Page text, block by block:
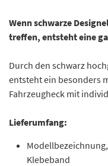
Wenn schwarze
treffen, entsteht eine
Durch den schwarz
entsteht ein besonders
Fahrzeugheck mit
Lieferumfang:
Klebeband